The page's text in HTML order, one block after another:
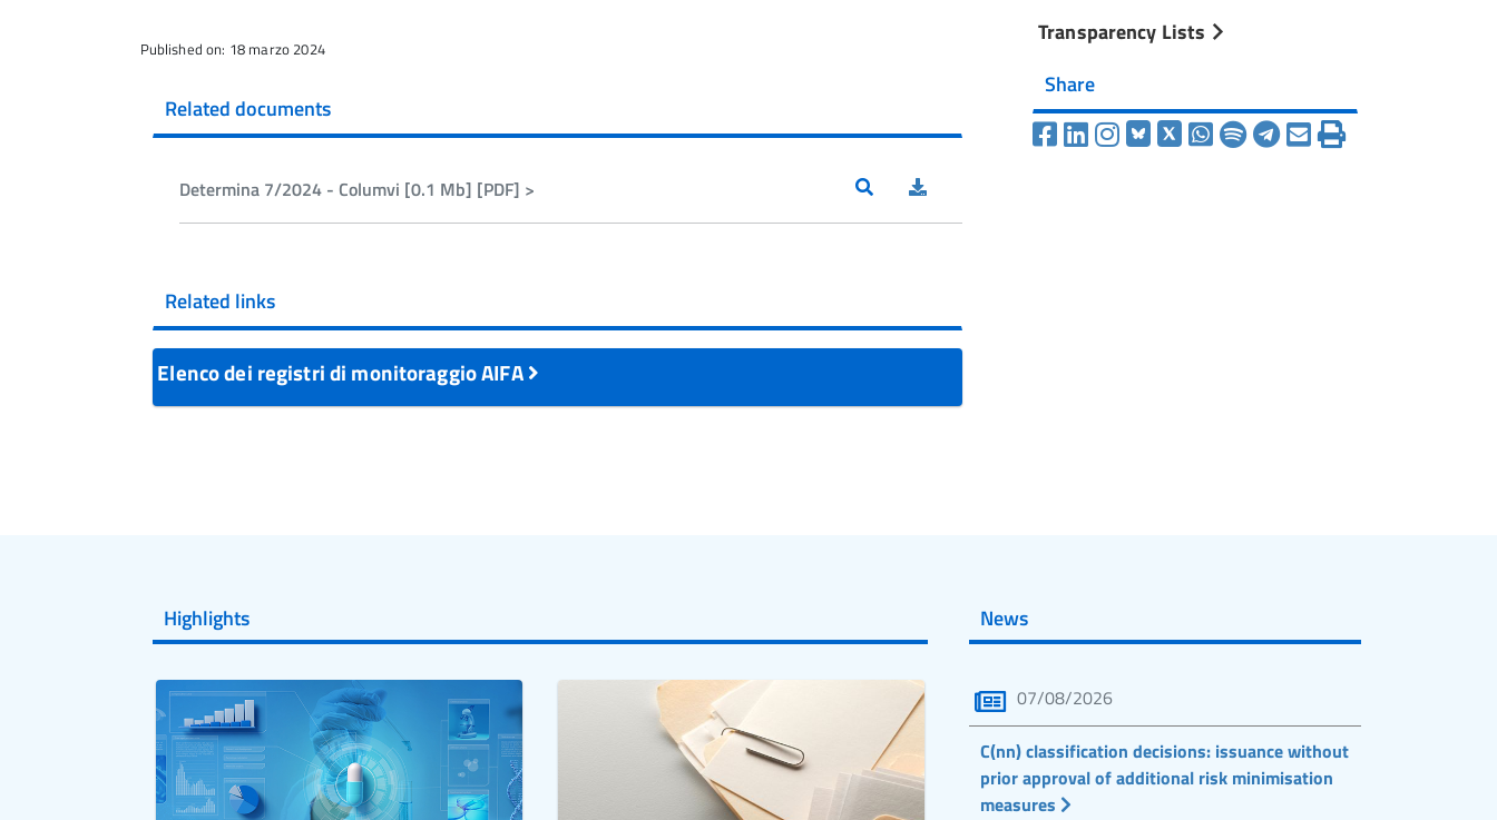
Published on: 18 marzo 2024
Related documents
Determina 7/2024 - Columvi [0.1 Mb] [PDF] >
Related links
Elenco dei registri di monitoraggio AIFA
Transparency Lists
Share
Highlights News
07/08/2026
C(nn) classification decisions: issuance without
prior approval of additional risk minimisation
measures